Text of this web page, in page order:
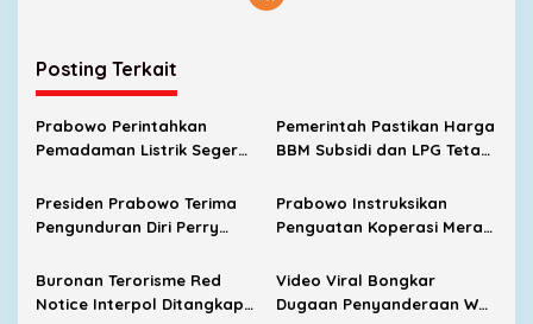
Posting Terkait
Prabowo Perintahkan
Pemadaman Listrik Segera
Subsidi Tetap
Dipertahankan
Pemerintah Pastikan Harga
BBM Subsidi dan LPG Tetap
Presiden Prabowo Terima
Pengunduran Diri Perry
Indonesia
Prabowo Instruksikan
Penguatan Koperasi Merah
Buronan Terorisme Red
Notice Interpol Ditangkap
Video Viral Bongkar
Dugaan Penyanderaan WNI